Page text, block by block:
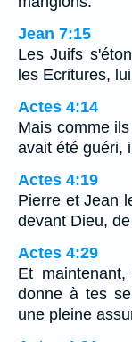
Jean 7:15
Les Juifs
les Ecritures,
Actes 4:14
Mais comme
avait été guéri,
Actes 4:19
Pierre et Jean
devant Dieu,
Actes 4:29
Et
donne à tes
une pleine